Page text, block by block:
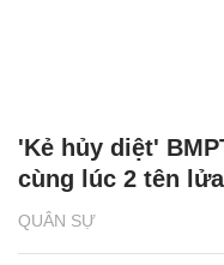
QUÂN SỰ
'Kẻ hủy diệt'
cùng lúc 2 tên